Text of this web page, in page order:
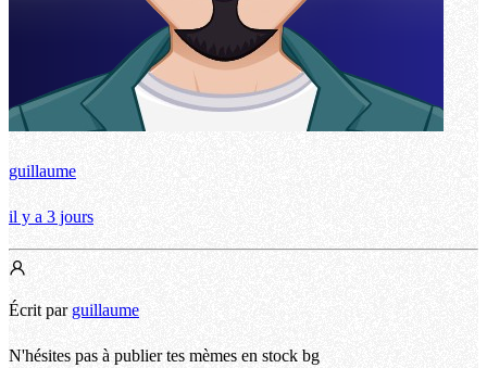
guillaume
il y a 3 jours
Écrit par guillaume
N'hésites pas à publier tes mèmes en stock bg